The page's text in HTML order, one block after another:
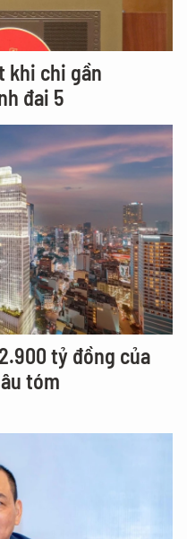
khi chi gần
đai 5
tỷ đồng của
tóm